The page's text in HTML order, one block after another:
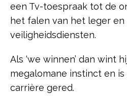
een Tv-toespraak tot de
het falen van het leger en
veiligheidsdiensten.
Als ‘we winnen’ dan wint
megalomane instinct en
carrière gered.